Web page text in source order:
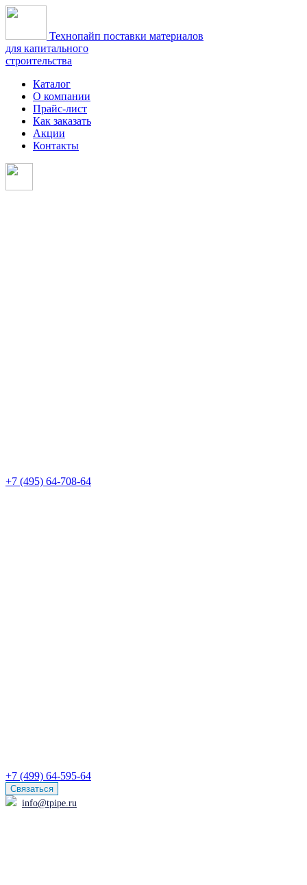
Технопайп поставки материалов
для капитального
строительства
Каталог
О компании
Прайс-лист
Как заказать
Акции
Контакты
+7 (495) 64-708-64
+7 (499) 64-595-64
Связаться
info@tpipe.ru